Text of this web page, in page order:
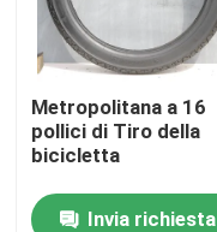
Controllo di qualità
Contattaci
notizie
Metropolitana a 16
pollici di Tiro della
bicicletta
Invia richiesta